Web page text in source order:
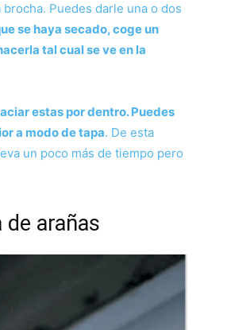
Puedes darle una o dos
se haya secado, coge un
tal cual se ve en la
estas por dentro. Puedes
a modo de tapa. De esta
un poco más de tiempo pero
de arañas